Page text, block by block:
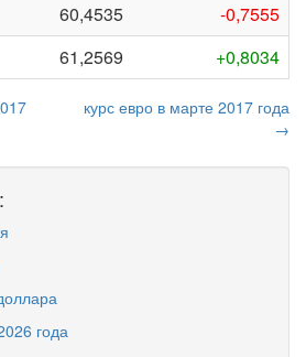
60,4535
-0,7555
61,2569 +0,8034
курс евро в марте 2017 года
→
года